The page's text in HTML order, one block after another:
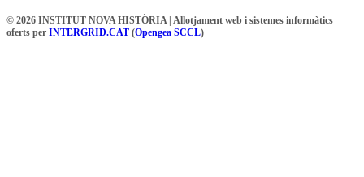
© 2026 INSTITUT NOVA HISTÒRIA | Allotjament web i sistemes informàtics
oferts per INTERGRID.CAT (Opengea SCCL)